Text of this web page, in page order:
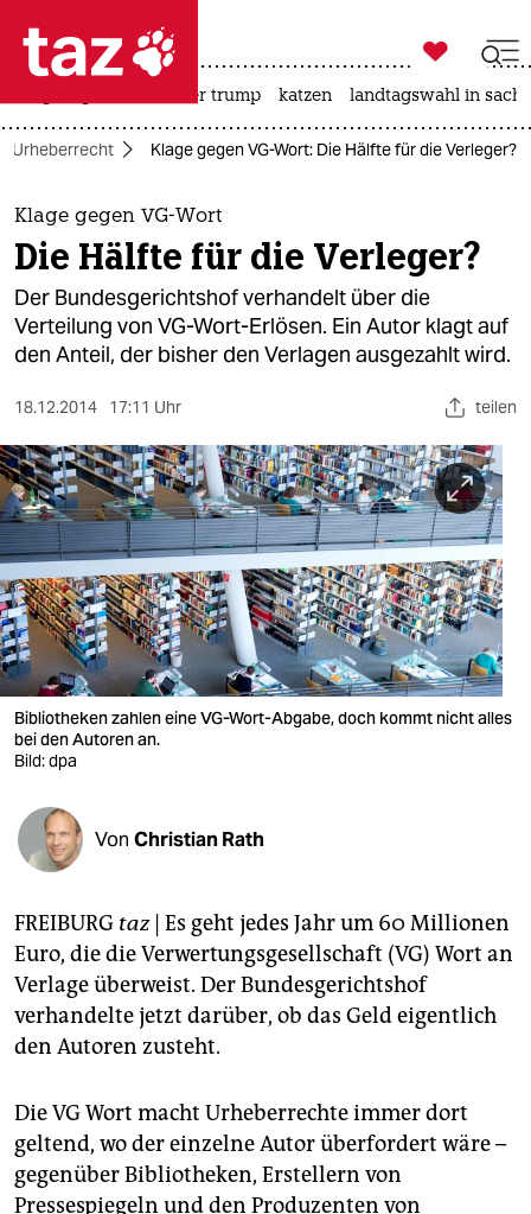
 taz zahl ich
taz zahl ich
themen
politik
öko
sport
berlin
nord
wahrheit
verlag
verlag
shop
fragen & hilfe
unterstützen
abo
genossenschaft

taz zahl ich
usa unter trump katzen landtagswahl in
Urheberrecht Klage gegen VG-Wort: Die Hälfte für die Verleger?
Klage gegen VG-Wort
Die Hälfte für die Verleger?
Der Bundesgerichtshof verhandelt über die
Verteilung von VG-Wort-Erlösen. Ein Autor klagt auf
den Anteil, der bisher den Verlagen ausgezahlt wird.
18.12.2014 17:11 Uhr teilen
Bibliotheken zahlen eine VG-Wort-Abgabe, doch kommt nicht alles
bei den Autoren an.
Bild: dpa
Von Christian Rath
FREIBURG taz| Es geht jedes Jahr um 60 Millionen
Euro, die die Verwertungsgesellschaft (VG) Wort an
Verlage überweist. Der Bundesgerichtshof
verhandelte jetzt darüber, ob das Geld eigentlich
den Autoren zusteht.
Die VG Wort macht Urheberrechte immer dort
geltend, wo der einzelne Autor überfordert wäre –
gegenüber Bibliotheken, Erstellern von
Pressespiegeln und den Produzenten von